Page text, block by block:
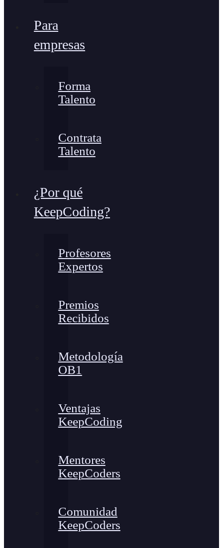
Para
empresas
Forma
Talento
Contrata
Talento
¿Por qué
KeepCoding?
Profesores
Expertos
Premios
Recibidos
Metodología
OB1
Ventajas
KeepCoding
Mentores
KeepCoders
Comunidad
KeepCoders